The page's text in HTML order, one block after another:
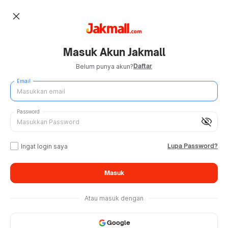
close
Masuk Akun Jakmall
Belum punya akun?Daftar
Email
visibility_off
Password
Ingat login saya Lupa Password?
Masuk
Atau masuk dengan
Google